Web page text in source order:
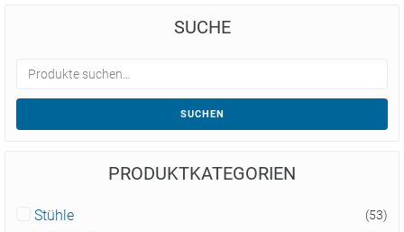
SUCHE
SUCHEN
PRODUKTKATEGORIEN
Stühle (53)